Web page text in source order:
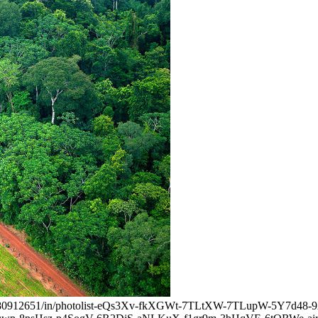
in/photolist-eQs3Xv-fkXGWt-7TLtXW-7TLupW-